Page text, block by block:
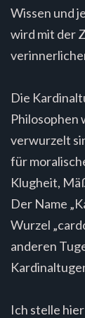
Wissen und
wird mit der
Die
Philosophen
verwurzelt
für
Klugheit,
Der Name
Wurzel
anderen
Ich stelle